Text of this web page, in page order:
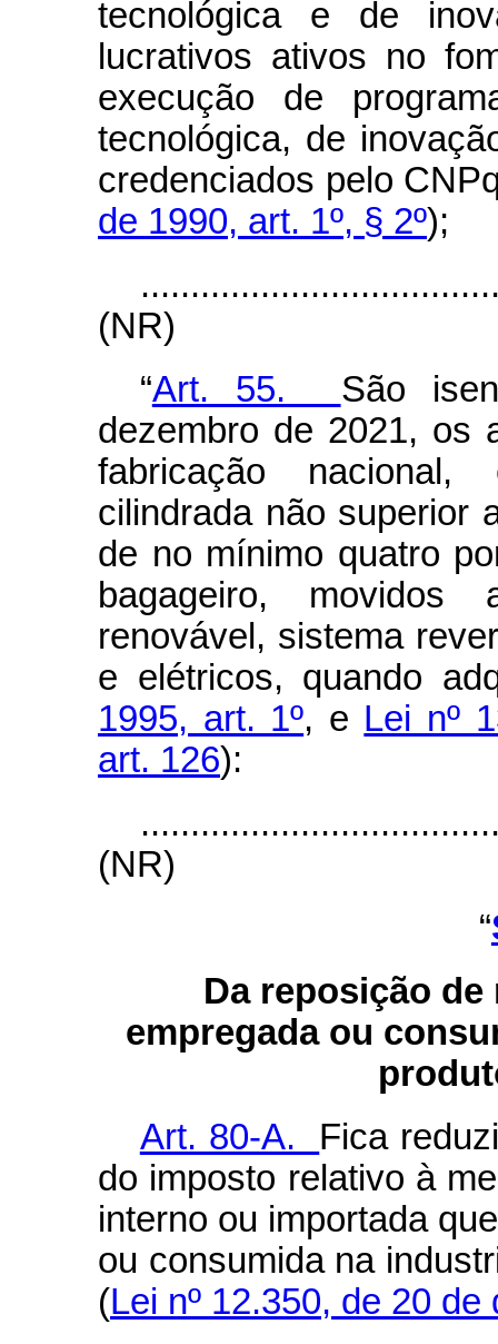
tecnológica e de
lucrativos ativos no
execução de
tecnológica, de
credenciados pelo
de 1990, art. 1º, § 2º);
(NR)
“Art. 55. São
dezembro de 2021, os
fabricação
cilindrada não superior
de no mínimo quatro
bagageiro,
renovável, sistema
e elétricos, quando
1995, art. 1º, e Lei nº
art. 126):
(NR)
“
Da reposição
empregada ou
Art. 80-A. Fica
do imposto relativo à
interno ou importada
ou consumida na
(Lei nº 12.350, de 20